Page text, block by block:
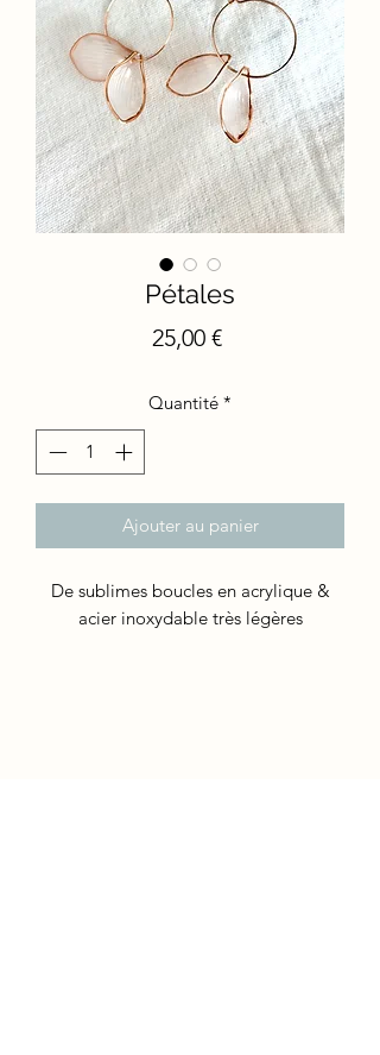
Pétales
25,00 €Prix
Quantité *
Ajouter au panier
De sublimes boucles en acrylique &
acier inoxydable très légères